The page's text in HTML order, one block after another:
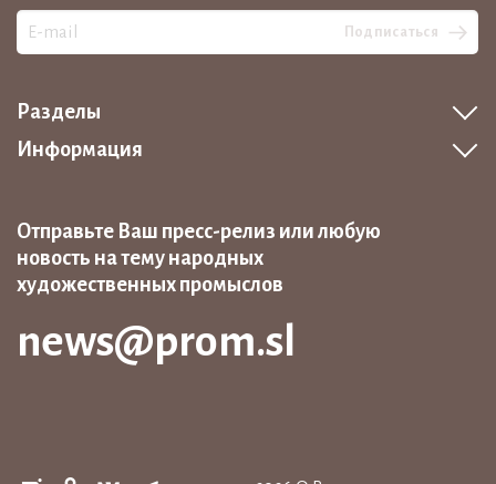
Подписаться
Разделы
Информация
Отправьте Ваш пресс-релиз или любую
новость на тему народных
художественных промыслов
news@prom.sl